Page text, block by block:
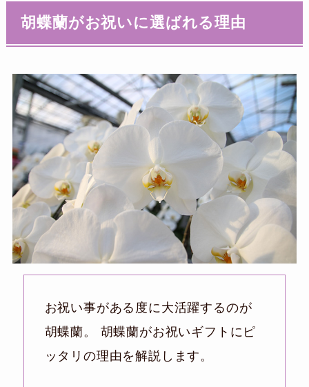
胡蝶蘭がお祝いに選ばれる理由
お祝い事がある度に大活躍するのが
胡蝶蘭。 胡蝶蘭がお祝いギフトにピ
ッタリの理由を解説します。